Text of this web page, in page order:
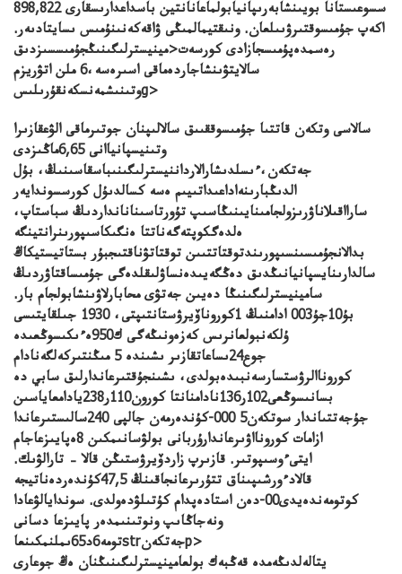
سسوعىستانا بويىنشابەرىپانيابولماعانانتين باسداعدارىسقارى 898,822
اكەپ جۇمىسوقتىرۋىىلعان. ونىقتيمالمىڭى ۋاقەكەنىنۇمىس ىسايتادىەر.
رەسمدەپۇمىسجازادى كورسەت<مينيسترلىگىنىڭجۇمىسسىزدىق
سالايتۋىنشاجاردەماقى اسىرەسە،6 ملن اتۋريزم
وتىنىشمەنسكەنقۇرىلىسg>
سالاسى وتكەن قاتتىا جۇمىسوققىىق سالالىپنان جوتىرماقى الۋعقازىرا
وتىنيسپانياانى 6,65ماڭىزدى
جەتكەن،ءىسلدىشارالارداننيسترلىگىنىباسقاسىنىڭ، بۇل
الدىڭبارىنەاداعىداتىيىم ەسە كسالدىۇل كورسسوندايەر
سارااقىلاناۋرىزولجامىنايىنىڭاسىپ تۇورتاسىنانانداردىڭ سباستاپ،
ەلدەگكوپتەگەناتتا ەنگىكاسىپورىنرانتينگە
بدالانجۇمىسىنسىپورىندتوقتاتتىىن توقتاتۋناقتىجبۇر بستاتيستيكاڭ
سالدارىنايسپانيانىڭدىق دەڭگەيىدەنساۋلىقلدەگى جۇمىساقتاۋردىڭ
سامينيسترلىگىنىڭا دەيىن جەتۋى محابارلاۋىنشابولجام بار.
بۇ10جۇ003 ادامنىڭ 1كوروناۆيرۋستانتىپتى، 1930 جىلقايتىسى
ۇلكەنبولعانرىس كەزەونىڭەگى ك950ەءىكىسوڭعىدە
جوع24ىساعاتقازىر ىشىندە 5 مىڭنتىركەلگەنادام
كوروناالرۋستسارسەنبىدەبولدى، ىشىنجۇقتىرعاندارلىق سابي دە
بسانىسوڭعى102ر136نادامنانتا كورون110ر238يادامعاياسىن
جۇجەتتىاندار سوتكەن5 000-كۇندەرمەن جالپى 240سالىستىرعاندا
ازامات كورونااۋىرعاندارۇربانى بولۋسانىمكىن 8ەپايىزعاجام
ايتىءوسىپوتىر. قازىرپ زاردۆيرۋستىڭن قالا – تارالۋىك.
قالادءورشىپىناق تتۇرىرعانجاقىنڭ 47,5كۇندەردەناتيجە
كوتومەندەيدى00-دەن استادەپدام كۇتىلۋدەولدى. سوندا
يالۋعادا
ونەجاڭاىپ ونوتىنىمدەر پايىزعا دسانى
تومە6د65ىملنمكىنعاstrجەتكەنp>
يتالەلدىڭەمدە قەڭبەك بولعامينيسترلىگىنىڭنان ەڭ جوعارى